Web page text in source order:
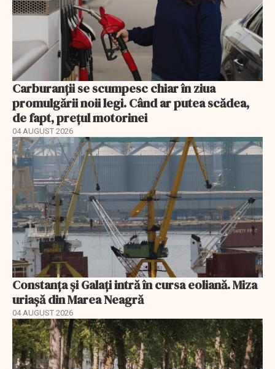
Carburanții se scumpesc chiar în ziua
promulgării noii legi. Când ar putea scădea,
de fapt, prețul motorinei
04 AUGUST 2026
Constanța și Galați intră în cursa eoliană. Miza
uriașă din Marea Neagră
04 AUGUST 2026